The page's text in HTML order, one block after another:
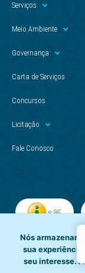
Serviços
Meio Ambiente
Governança
Carta de Serviços
Concursos
Licitação
Fale Conosco
Nós
sua
seu interesse.